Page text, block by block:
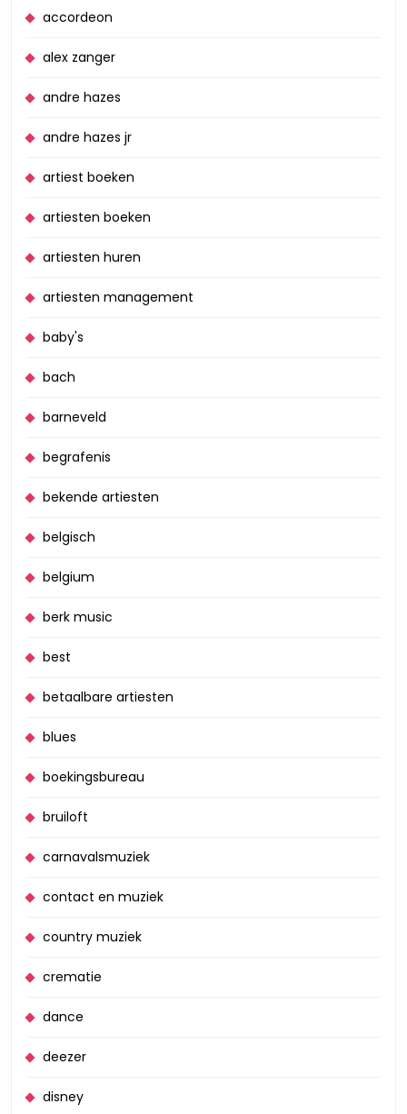
accordeon
alex zanger
andre hazes
andre hazes jr
artiest boeken
artiesten boeken
artiesten huren
artiesten management
baby's
bach
barneveld
begrafenis
bekende artiesten
belgisch
belgium
berk music
best
betaalbare artiesten
blues
boekingsbureau
bruiloft
carnavalsmuziek
contact en muziek
country muziek
crematie
dance
deezer
disney